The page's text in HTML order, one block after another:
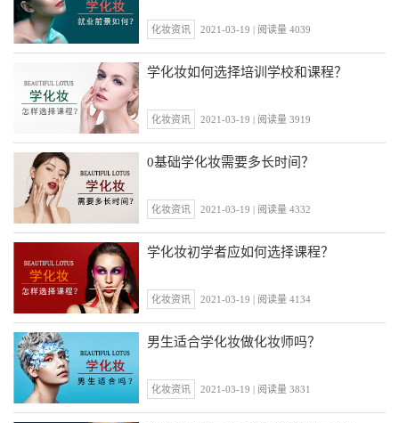
化妆资讯 2021-03-19 | 阅读量 4039
学化妆如何选择培训学校和课程？
化妆资讯 2021-03-19 | 阅读量 3919
0基础学化妆需要多长时间？
化妆资讯 2021-03-19 | 阅读量 4332
学化妆初学者应如何选择课程？
化妆资讯 2021-03-19 | 阅读量 4134
男生适合学化妆做化妆师吗？
化妆资讯 2021-03-19 | 阅读量 3831